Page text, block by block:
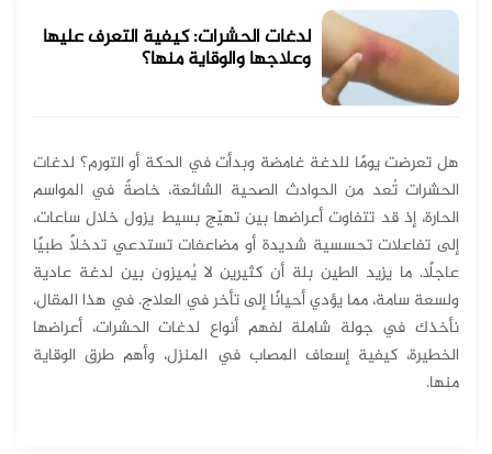
لدغات الحشرات: كيفية التعرف عليها
وعلاجها والوقاية منها؟
هل تعرضت يومًا للدغة غامضة وبدأت في الحكة أو التورم؟ لدغات
الحشرات تُعد من الحوادث الصحية الشائعة، خاصةً في المواسم
الحارة، إذ قد تتفاوت أعراضها بين تهيّج بسيط يزول خلال ساعات،
إلى تفاعلات تحسسية شديدة أو مضاعفات تستدعي تدخلاً طبيًا
عاجلًا. ما يزيد الطين بلة أن كثيرين لا يُميزون بين لدغة عادية
ولسعة سامة، مما يؤدي أحيانًا إلى تأخر في العلاج. في هذا المقال،
نأخذك في جولة شاملة لفهم أنواع لدغات الحشرات، أعراضها
الخطيرة، كيفية إسعاف المصاب في المنزل، وأهم طرق الوقاية
منها.